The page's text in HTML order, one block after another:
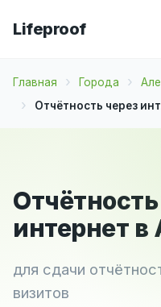
Lifeproof
Главная Города
Отчётность через
интернет в
для сдачи
визитов